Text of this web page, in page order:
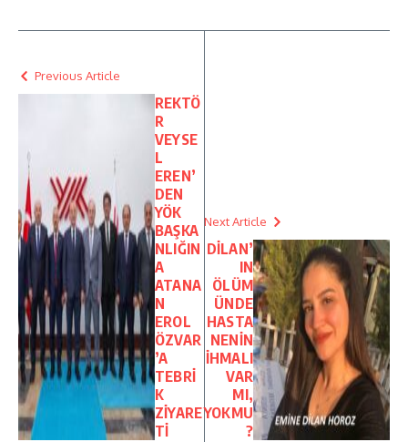
Previous Article
REKTÖ
R
VEYSE
L
EREN’
DEN
YÖK
BAŞKA
NLIĞIN
A
ATANA
N
EROL
ÖZVAR
’A
TEBRİ
K
ZİYARE
Tİ
Next Article
DİLAN’
IN
ÖLÜM
ÜNDE
HASTA
NENİN
İHMALI
VAR
MI,
YOKMU
?